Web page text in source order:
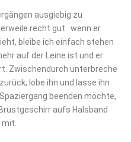
ausgiebig zu
recht gut…wenn er
bleibe ich einfach stehen
auf der Leine ist und er
Zwischendurch unterbreche
lobe ihn und lasse ihn
beenden möchte,
aufs Halsband